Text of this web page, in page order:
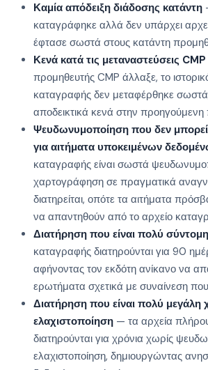
Καμία απόδειξη διάδοσης κατάντη
καταγράφηκε αλλά δεν υπάρχει
έφτασε σωστά στους κατάντη
Κενά κατά τις μεταναστεύσεις CMP
προμηθευτής CMP άλλαξε, το
καταγραφής δεν μεταφέρθηκε
αποδεικτικά κενά στην προηγούμενη
Ψευδωνυμοποίηση που δεν μπορεί
για αιτήματα υποκειμένων
καταγραφής είναι σωστά
χαρτογράφηση σε πραγματικά
διατηρείται, οπότε τα αιτήματα
να απαντηθούν από το αρχείο
Διατήρηση που είναι πολύ σύντομη
καταγραφής διατηρούνται για 90
αφήνοντας τον εκδότη ανίκανο να
ερωτήματα σχετικά με συναίνεση
Διατήρηση που είναι πολύ μεγάλη
ελαχιστοποίηση — τα αρχεία
διατηρούνται για χρόνια χωρίς
ελαχιστοποίηση, δημιουργώντας